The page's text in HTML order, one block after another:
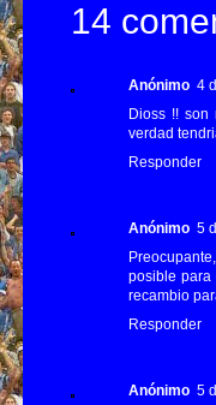
14
Anónimo 4
Dioss !! son
verdad
Responder
Anónimo 5
posible para
recambio
Responder
Anónimo 5